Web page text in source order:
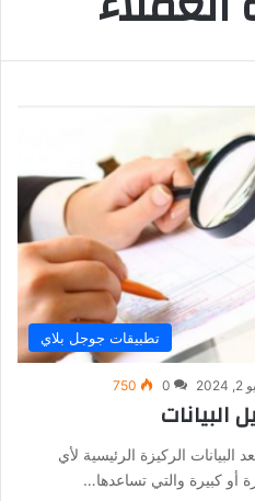
تطبيقات جوجل بلاي
0
750
البيانات الركيزة الرئيسية لأي
كبيرة والتي تساعدها…